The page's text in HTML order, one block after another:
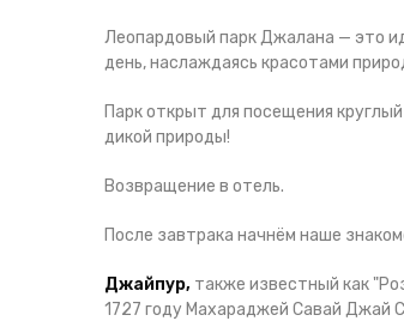
Леопардовый парк Джалана — это
день, наслаждаясь красотами
Парк открыт для посещения
дикой природы!
Возвращение в отель.
После завтрака начнём наше
Джайпур, также известный как
1727 году Махараджей Савай Джай